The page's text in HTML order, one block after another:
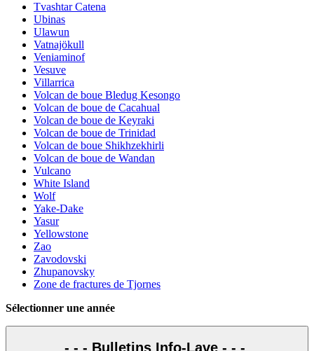
Tvashtar Catena
Ubinas
Ulawun
Vatnajökull
Veniaminof
Vesuve
Villarrica
Volcan de boue Bledug Kesongo
Volcan de boue de Cacahual
Volcan de boue de Keyraki
Volcan de boue de Trinidad
Volcan de boue Shikhzekhirli
Volcan de boue de Wandan
Vulcano
White Island
Wolf
Yake-Dake
Yasur
Yellowstone
Zao
Zavodovski
Zhupanovsky
Zone de fractures de Tjornes
Sélectionner une année
- - - Bulletins Info-Lave - - -